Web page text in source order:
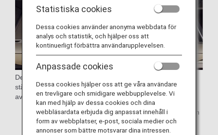
De här breda sätena har alla en dörr direkt till gången, och
står omväxlande framåt och bakåt för att ge högsta möjliga
avskildhet och bekvämlighet i Business Class.
* Specifikationer för flygplan och säten kan ändras utan
föregående meddelande.
Statistiska cookies
Dessa cookies använder anonyma webbdata för
analys och statistik, och hjälper oss att
kontinuerligt förbättra användarupplevelsen.
Anpassade cookies
Dessa cookies hjälper oss att ge våra användare
en trevligare och smidigare webbupplevelse. Vi
kan med hjälp av dessa cookies och dina
webbläsardata erbjuda dig anpassat innehåll i
form av webbplatser, e-post, sociala medier och
annonser som bättre motsvarar dina intressen.